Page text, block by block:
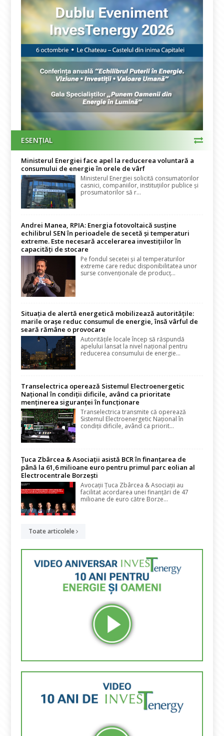
ESENȚIAL
Ministerul Energiei face apel la reducerea voluntară a
consumului de energie în orele de vârf
Ministerul Energiei solicită consumatorilor
casnici, companiilor, instituțiilor publice și
prosumatorilor să r...
Andrei Manea, RPIA: Energia fotovoltaică susține
echilibrul SEN în perioadele de secetă și temperaturi
extreme. Este necesară accelerarea investițiilor în
capacități de stocare
Pe fondul secetei și al temperaturilor
extreme care reduc disponibilitatea unor
surse convenționale de producț...
Situația de alertă energetică mobilizează autoritățile:
marile orașe reduc consumul de energie, însă vârful de
seară rămâne o provocare
Autoritățile locale încep să răspundă
apelului lansat la nivel național pentru
reducerea consumului de energie...
Transelectrica operează Sistemul Electroenergetic
Național în condiții dificile, având ca prioritate
menținerea siguranței în funcționare
Transelectrica transmite că operează
Sistemul Electroenergetic Național în
condiții dificile, având ca priorit...
Țuca Zbârcea & Asociații asistă BCR în finanțarea de
până la 61,6 milioane euro pentru primul parc eolian al
Electrocentrale Borzești
Avocații Țuca Zbârcea & Asociații au
facilitat acordarea unei finanțări de 47
milioane de euro către Borze...
Toate articolele